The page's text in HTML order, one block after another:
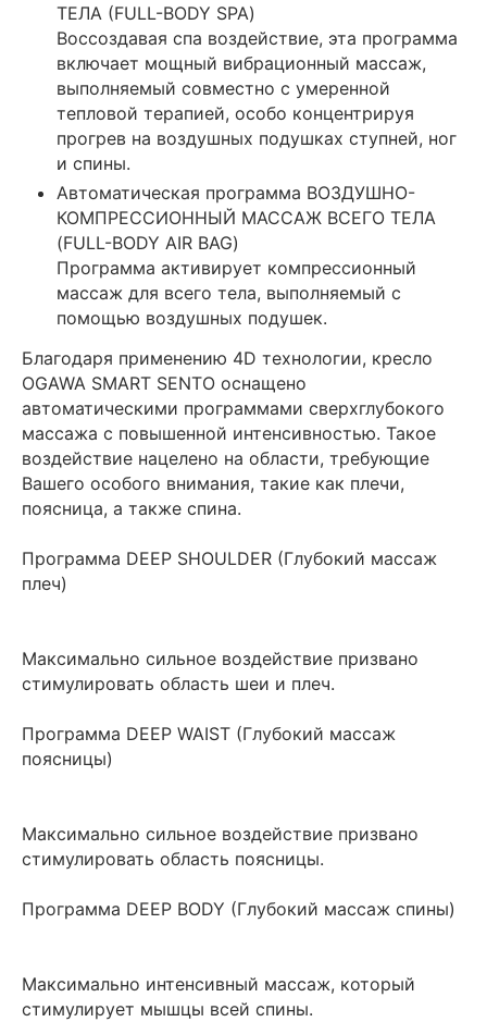
ТЕЛА (FULL-BODY SPA)
Воссоздавая спа воздействие, эта программа
включает мощный вибрационный массаж,
выполняемый совместно с умеренной
тепловой терапией, особо концентрируя
прогрев на воздушных подушках ступней, ног
и спины.
Автоматическая программа ВОЗДУШНО-
КОМПРЕССИОННЫЙ МАССАЖ ВСЕГО ТЕЛА
(FULL-BODY AIR BAG)
Программа активирует компрессионный
массаж для всего тела, выполняемый с
помощью воздушных подушек.
Благодаря применению 4D технологии, кресло
OGAWA SMART SENTO оснащено
автоматическими программами сверхглубокого
массажа с повышенной интенсивностью. Такое
воздействие нацелено на области, требующие
Вашего особого внимания, такие как плечи,
поясница, а также спина.
Программа DEEP SHOULDER (Глубокий массаж
плеч)
Максимально сильное воздействие призвано
стимулировать область шеи и плеч.
Программа DEEP WAIST (Глубокий массаж
поясницы)
Максимально сильное воздействие призвано
стимулировать область поясницы.
Программа DEEP BODY (Глубокий массаж спины)
Максимально интенсивный массаж, который
стимулирует мышцы всей спины.